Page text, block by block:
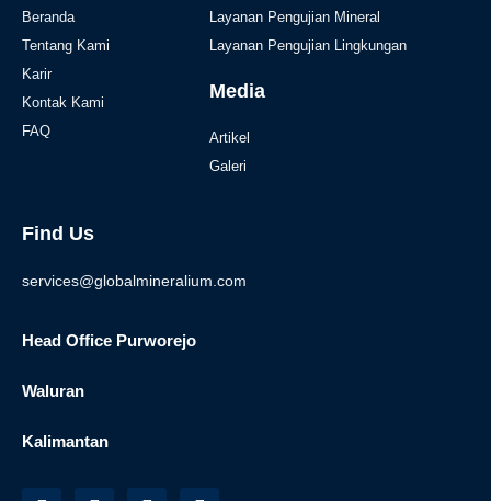
Beranda
Tentang Kami
Karir
Kontak Kami
FAQ
Layanan Pengujian Mineral
Layanan Pengujian Lingkungan
Media
Artikel
Galeri
Find Us
services@globalmineralium.com
Head Office Purworejo
Waluran
Kalimantan